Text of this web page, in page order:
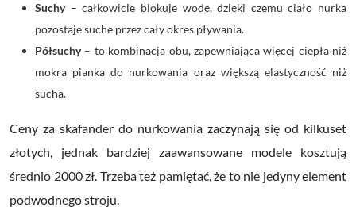
Suchy – całkowicie blokuje wodę, dzięki czemu ciało nurka
pozostaje suche przez cały okres pływania.
Półsuchy – to kombinacja obu, zapewniająca więcej ciepła niż
mokra pianka do nurkowania oraz większą elastyczność niż
sucha.
Ceny za skafander do nurkowania zaczynają się od kilkuset
złotych, jednak bardziej zaawansowane modele kosztują
średnio 2000 zł. Trzeba też pamiętać, że to nie jedyny element
podwodnego stroju.